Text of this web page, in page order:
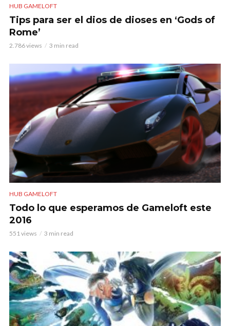
HUB GAMELOFT
Tips para ser el dios de dioses en ‘Gods of
Rome’
2.786 views 3 min read
HUB GAMELOFT
Todo lo que esperamos de Gameloft este
2016
551 views 3 min read